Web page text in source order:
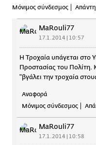
Μόνιμος σύνδεσμος
MaRouli77
17.1.2014 | 10:57
Η Τροχαία υπάγεται στο
Προστασίας του Πολίτη.
"βγάλει την τροχαία
Αναφορά
Μόνιμος σύνδεσμος
MaRouli77
17.1.2014 | 10:58